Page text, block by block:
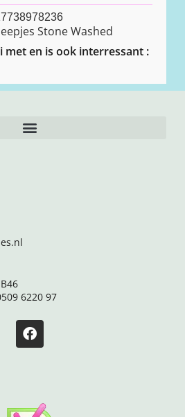
Stone Washed
met en is ook interressant :
6220 97